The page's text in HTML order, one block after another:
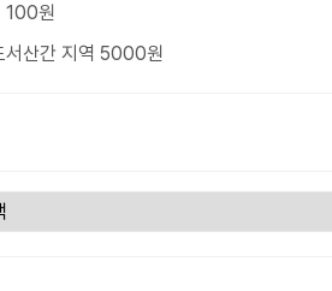
100원
서산간 지역 5000원